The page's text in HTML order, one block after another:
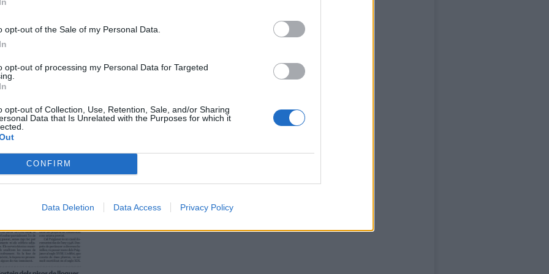
opt-out of the Sale of my Personal Data.
opt-out of processing my Personal Data for Targeted
opt-out of Collection, Use, Retention, Sale, and/or Sharing
Data that Is Unrelated with the Purposes for which it
CONFIRM
Data Deletion Data Access Privacy Policy
l'economia social, on es treballa pel servei i no pel guany" (veure